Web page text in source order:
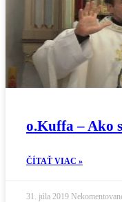
o.Kuffa – Ako
ČÍTAŤ VIAC »
31. júla 2019